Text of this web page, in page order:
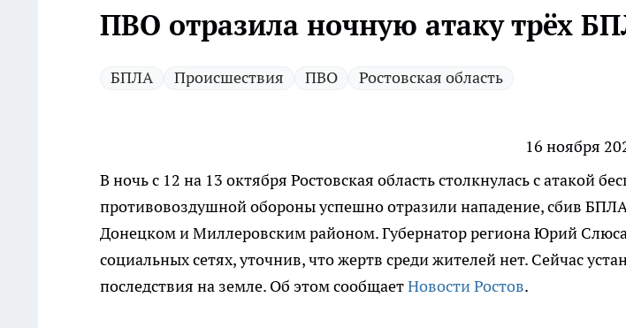
ПВО отразила ночную атаку трёх
БПЛА Происшествия ПВО Ростовская область
16 ноября
В ночь с 12 на 13 октября Ростовская область столкнулась с атакой
противовоздушной обороны успешно отразили нападение, сбив
Донецком и Миллеровским районом. Губернатор региона Юрий
социальных сетях, уточнив, что жертв среди жителей нет. Сейчас
последствия на земле. Об этом сообщаетНовости Ростов.